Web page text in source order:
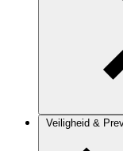
Veiligheid &